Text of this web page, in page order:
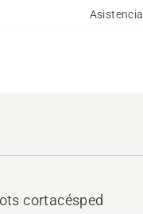
Asistencia
cortacésped